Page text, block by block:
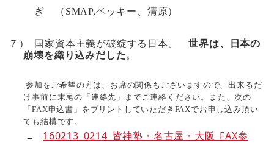
ぎ （ SMAP,ベッキー、清原）
７） 国家資本主義が破綻する日本。
世界は、日本の
崩壊を織り込みだした。
参加をご希望の方は、お席の関係もございますので、出来るだ
け事前に末尾の「連絡先」までご連絡 ください。また、次の
「FAX申込書」をプリントしていただき FAXでお申し込み頂い
ても結構です。
→ 160213_0214_皆神塾・名古屋・大阪_FAX参